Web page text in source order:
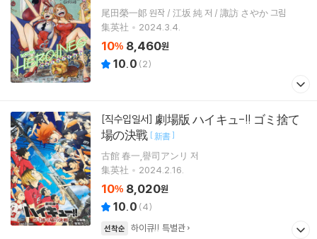
尾田榮一郞 원작 / 江坂 純 저 / 諏訪 さやか 그림
集英社
2024.3.4.
10% 8,460원
10.0 (2)
[직수입일서]
場の決戰 [ 新書]
古館 春一,譽司アンリ 저
集英社
2024.2.16.
10% 8,020원
10.0 (4)
선착순 하이큐!! 특별관